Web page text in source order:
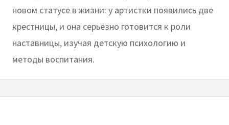
новом статусе в жизни: у артистки появились две
крестницы, и она серьёзно готовится к роли
наставницы, изучая детскую психологию и
методы воспитания.